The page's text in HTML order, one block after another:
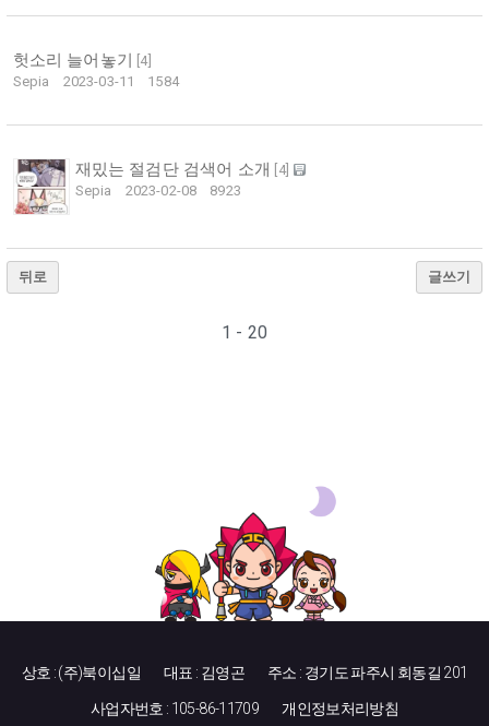
헛소리 늘어놓기 4]
Sepia
2023-03-11 1584
재밌는 절검단 검색어 소개 4]
Sepia
2023-02-08 8923
뒤로 글쓰기
1 - 20
상호 : (주)북이십일 대표 : 김영곤 주소 : 경기도 파주시 회동길 201
사업자번호 : 105-86-11709 개인정보처리방침